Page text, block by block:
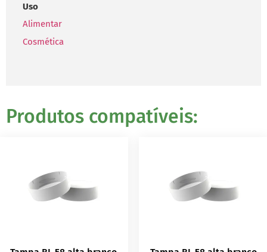
Uso
Alimentar
Cosmética
Produtos compatíveis: